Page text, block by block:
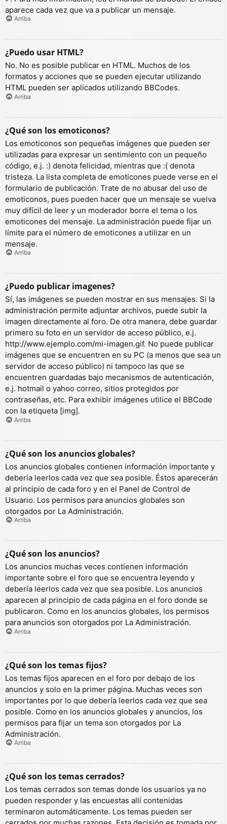
aparece cada vez que va a publicar un mensaje.
Arriba
¿Puedo usar HTML?
No. No es posible publicar en HTML. Muchos de los
formatos y acciones que se pueden ejecutar utilizando
HTML pueden ser aplicados utilizando BBCodes.
Arriba
¿Qué son los emoticonos?
Los emoticonos son pequeñas imágenes que pueden ser
utilizadas para expresar un sentimiento con un pequeño
código, e.j. :) denota felicidad, mientras que :( denota
tristeza. La lista completa de emoticones puede verse en el
formulario de publicación. Trate de no abusar del uso de
emoticonos, pues pueden hacer que un mensaje se vuelva
muy difícil de leer y un moderador borre el tema o los
emoticones del mensaje. La administración puede fijar un
límite para el número de emoticones a utilizar en un
mensaje.
Arriba
¿Puedo publicar imagenes?
Sí, las imágenes se pueden mostrar en sus mensajes. Si la
administración permite adjuntar archivos, puede subir la
imagen directamente al foro. De otra manera, debe guardar
primero su foto en un servidor de acceso público, e.j.
http://www.ejemplo.com/mi-imagen.gif. No puede publicar
imágenes que se encuentren en su PC (a menos que sea un
servidor de acceso público) ni tampoco las que se
encuentren guardadas bajo mecanismos de autenticación,
e.j. hotmail o yahoo correo, sitios protegidos por
contraseñas, etc. Para exhibir imágenes utilice el BBCode
con la etiqueta [img].
Arriba
¿Qué son los anuncios globales?
Los anuncios globales contienen información importante y
debería leerlos cada vez que sea posible. Éstos aparecerán
al principio de cada foro y en el Panel de Control de
Usuario. Los permisos para anuncios globales son
otorgados por La Administración.
Arriba
¿Qué son los anuncios?
Los anuncios muchas veces contienen información
importante sobre el foro que se encuentra leyendo y
debería leerlos cada vez que sea posible. Los anuncios
aparecen al principio de cada página en el foro donde se
publicaron. Como en los anuncios globales, los permisos
para anuncios son otorgados por La Administración.
Arriba
¿Qué son los temas fijos?
Los temas fijos aparecen en el foro por debajo de los
anuncios y solo en la primer página. Muchas veces son
importantes por lo que debería leerlos cada vez que sea
posible. Como en los anuncios globales y anuncios, los
permisos para fijar un tema son otorgados por La
Administración.
Arriba
¿Qué son los temas cerrados?
Los temas cerrados son temas donde los usuarios ya no
pueden responder y las encuestas allí contenidas
terminaron automáticamente. Los temas pueden ser